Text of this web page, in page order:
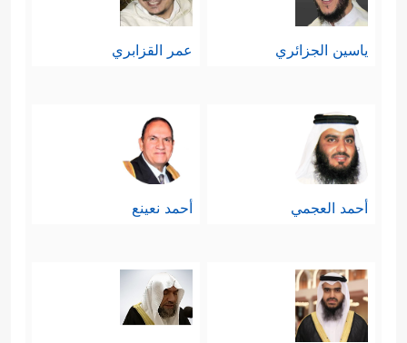
ياسين الجزائري عمر القزابري
أحمد العجمي أحمد نعينع